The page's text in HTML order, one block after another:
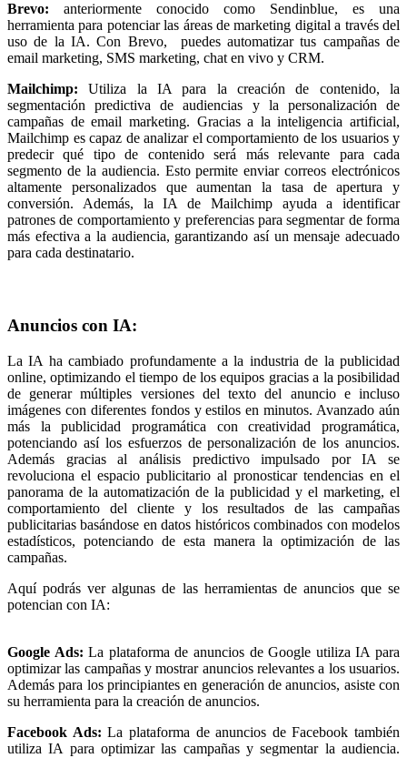
Brevo: anteriormente conocido como Sendinblue, es una
herramienta para potenciar las áreas de marketing digital a través del
uso de la IA. Con Brevo, puedes automatizar tus campañas de
email marketing, SMS marketing, chat en vivo y CRM.
Mailchimp: Utiliza la IA para la creación de contenido, la
segmentación predictiva de audiencias y la personalización de
campañas de email marketing. Gracias a la inteligencia artificial,
Mailchimp es capaz de analizar el comportamiento de los usuarios y
predecir qué tipo de contenido será más relevante para cada
segmento de la audiencia. Esto permite enviar correos electrónicos
altamente personalizados que aumentan la tasa de apertura y
conversión. Además, la IA de Mailchimp ayuda a identificar
patrones de comportamiento y preferencias para segmentar de forma
más efectiva a la audiencia, garantizando así un mensaje adecuado
para cada destinatario.
Anuncios con IA:
La IA ha cambiado profundamente a la industria de la publicidad
online, optimizando el tiempo de los equipos gracias a la posibilidad
de generar múltiples versiones del texto del anuncio e incluso
imágenes con diferentes fondos y estilos en minutos. Avanzado aún
más la publicidad programática con creatividad programática,
potenciando así los esfuerzos de personalización de los anuncios.
Además gracias al análisis predictivo impulsado por IA se
revoluciona el espacio publicitario al pronosticar tendencias en el
panorama de la automatización de la publicidad y el marketing, el
comportamiento del cliente y los resultados de las campañas
publicitarias basándose en datos históricos combinados con modelos
estadísticos, potenciando de esta manera la optimización de las
campañas.
Aquí podrás ver algunas de las herramientas de anuncios que se
potencian con IA:
Google Ads:La plataforma de anuncios de Google utiliza IA para
optimizar las campañas y mostrar anuncios relevantes a los usuarios.
Además para los principiantes en generación de anuncios, asiste con
su herramienta para la creación de anuncios.
Facebook Ads: La plataforma de anuncios de Facebook también
utiliza IA para optimizar las campañas y segmentar la audiencia.